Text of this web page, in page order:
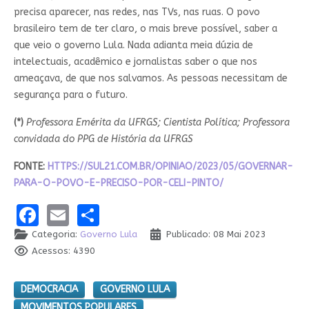
precisa aparecer, nas redes, nas TVs, nas ruas. O povo
brasileiro tem de ter claro, o mais breve possível, saber a
que veio o governo Lula. Nada adianta meia dúzia de
intelectuais, acadêmico e jornalistas saber o que nos
ameaçava, de que nos salvamos. As pessoas necessitam de
segurança para o futuro.
(*) Professora Emérita da UFRGS; Cientista Política; Professora
convidada do PPG de História da UFRGS
FONTE: HTTPS://SUL21.COM.BR/OPINIAO/2023/05/GOVERNAR-
PARA-O-POVO-E-PRECISO-POR-CELI-PINTO/
Facebook
EmailShare
Categoria: Governo Lula
Publicado: 08 Mai 2023
Acessos: 4390
DEMOCRACIA
GOVERNO LULA